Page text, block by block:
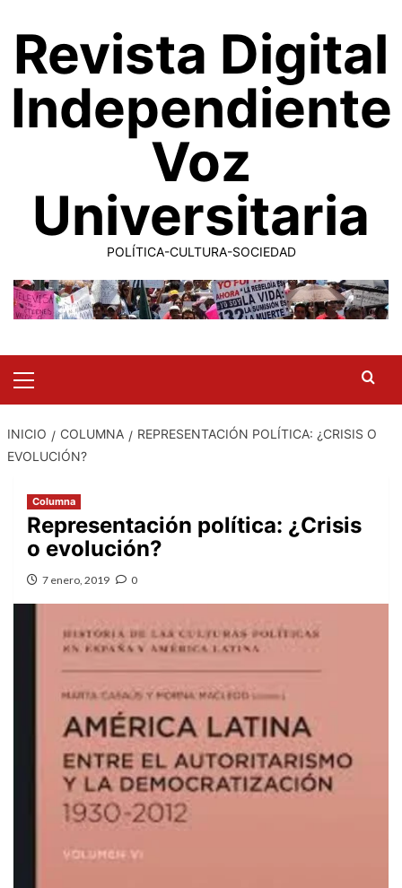
contenido
Revista Digital
Independiente
Voz
Universitaria
POLÍTICA-CULTURA-SOCIEDAD
Menu
INICIO COLUMNA
REPRESENTACIÓN POLÍTICA: ¿CRISIS O
EVOLUCIÓN?
Columna
Representación política: ¿Crisis
o evolución?
7 enero, 2019 0